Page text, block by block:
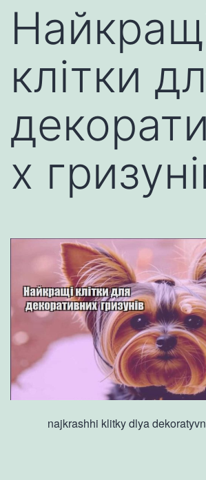
клітки
х
najkrashhi klitky dlya